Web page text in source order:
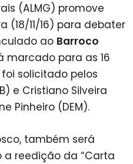
(ALMG) promove
(18/11/16) para debater
ao Barroco
marcado para as 16
foi solicitado pelos
e Cristiano Silveira
Pinheiro (DEM).
também será
reedição da “Carta